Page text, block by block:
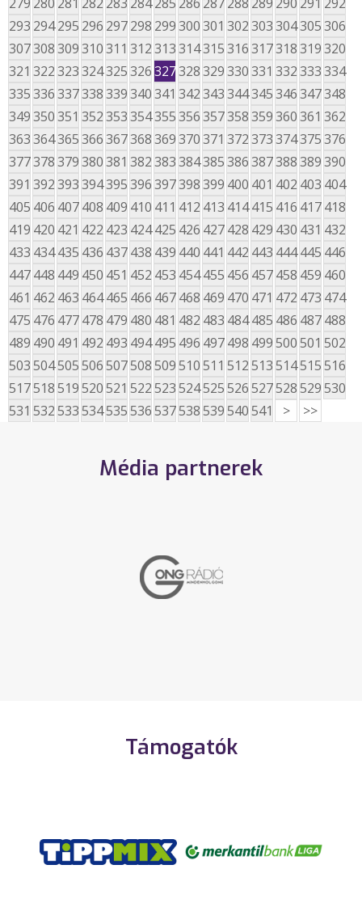
293 294295 296 297298 299300301 302303304305306
307308309310311 312313314315316317318319320
321 322323324325326327328329330331 332333334
335336337338339340341 342343344345346347348
349350351 352353354355356357358359360361 362
363364365366367368369370371 372373374375376
377378379380381 382383384385386387388389390
391 392393394395396397398399 400 401 402 403 404
405 406 407408 409 410 411 412 413 414415 416 417418
419 420 421 422 423 424425 426 427428 429 430 431 432
433 434435 436 437438 439 440 441 442 443 444445 446
447448 449 450 451 452 453 454455 456 457458 459 460
461 462 463 464465 466 467468 469 470 471 472 473 474
475 476 477478 479 480 481 482 483 484485 486 487488
489 490 491 492 493 494495 496 497498 499500501 502
503504505506507508509510511 512513514515516
517518519520521 522523524525526527528529530
531 532533534535536537538539540541 > >>
Média partnerek
Támogatók